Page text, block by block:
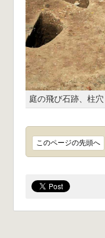
庭の飛び石跡、柱穴
このページの先頭へ